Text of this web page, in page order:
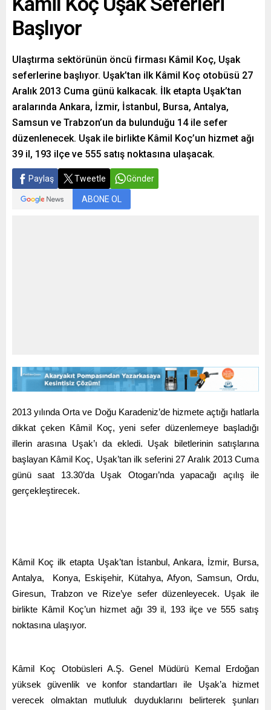
Başlıyor
Ulaştırma sektörünün öncü firması Kâmil Koç, Uşak
seferlerine başlıyor. Uşak’tan ilk Kâmil Koç otobüsü 27
Aralık 2013 Cuma günü kalkacak. İlk etapta Uşak’tan
aralarında Ankara, İzmir, İstanbul, Bursa, Antalya,
Samsun ve Trabzon’un da bulunduğu 14 ile sefer
düzenlenecek. Uşak ile birlikte Kâmil Koç’un hizmet ağı
39 il, 193 ilçe ve 555 satış noktasına ulaşacak.
Paylaş Tweetle Gönder
ABONE OL
2013 yılında Orta ve Doğu Karadeniz’de hizmete açtığı hatlarla
dikkat çeken Kâmil Koç, yeni sefer düzenlemeye başladığı
illerin arasına Uşak’ı da ekledi. Uşak biletlerinin satışlarına
başlayan Kâmil Koç, Uşak’tan ilk seferini 27 Aralık 2013 Cuma
günü saat 13.30’da Uşak Otogarı’nda yapacağı açılış ile
gerçekleştirecek.
Kâmil Koç ilk etapta Uşak’tan İstanbul, Ankara, İzmir, Bursa,
Antalya, Konya, Eskişehir, Kütahya, Afyon, Samsun, Ordu,
Giresun, Trabzon ve Rize’ye sefer düzenleyecek. Uşak ile
birlikte Kâmil Koç’un hizmet ağı 39 il, 193 ilçe ve 555 satış
noktasına ulaşıyor.
Kâmil Koç Otobüsleri A.Ş. Genel Müdürü Kemal Erdoğan
yüksek güvenlik ve konfor standartları ile Uşak’a hizmet
verecek olmaktan mutluluk duyduklarını belirterek şunları